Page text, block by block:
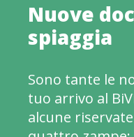
Nuove
spiaggia
Sono tante le
tuo arrivo al
alcune